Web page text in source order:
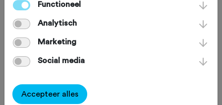
Fiets je mee tijdens de eerste social ride? Reken op een
ontspannen tempo, een fijne sfeer en een diverse groep
rijders.
Datum
: 17 mei, 12:00
Prinstererstraat 76, 1051EP Amsterdam.
Afstand: +/- 35 km. De route & GPX ontvang je voor de
Functioneel
Analytisch
Marketing
Social media
Accepteer alles